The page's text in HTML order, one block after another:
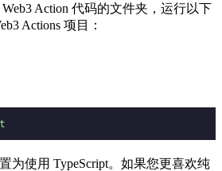
Action 代码的文件夹，运行以下
Actions 项目：
为使用 TypeScript。如果您更喜欢纯